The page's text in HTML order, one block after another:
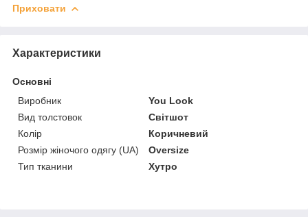
Приховати
Характеристики
Основні
Виробник
You Look
Вид толстовок
Світшот
Колір
Коричневий
Розмір жіночого одягу (UA)
Oversize
Тип тканини
Хутро